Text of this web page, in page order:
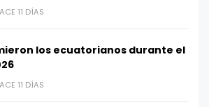
11 DÍAS
los ecuatorianos durante el
11 DÍAS